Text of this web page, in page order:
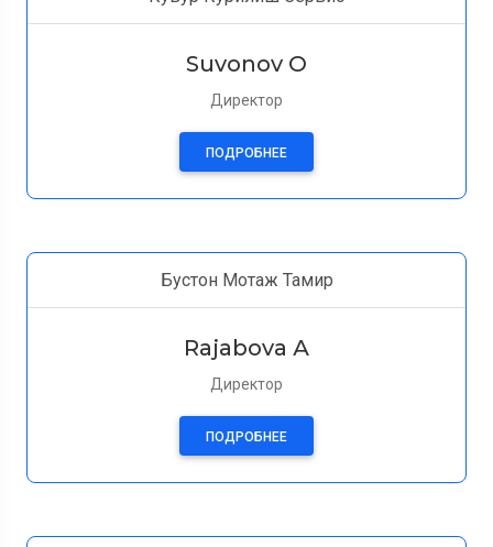
Suvonov O
Директор
ПОДРОБНЕЕ
Бустон Мотаж Тамир
Rajabova А
Директор
ПОДРОБНЕЕ